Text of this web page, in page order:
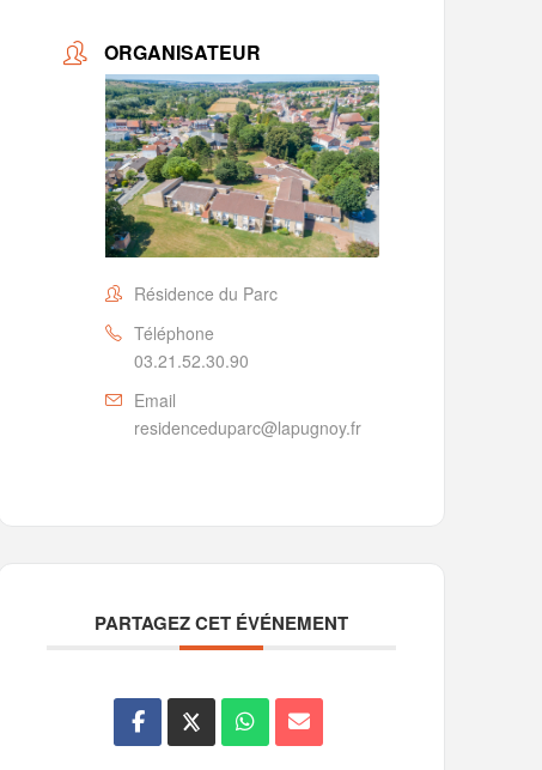
ORGANISATEUR
Résidence du Parc
Téléphone
03.21.52.30.90
Email
residenceduparc@lapugnoy.fr
PARTAGEZ CET ÉVÉNEMENT